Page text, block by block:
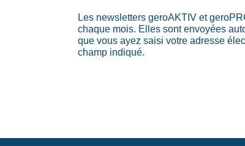
Les newsletters geroAKTIV et
chaque mois. Elles sont envoyées
que vous ayez saisi votre adresse
champ indiqué.